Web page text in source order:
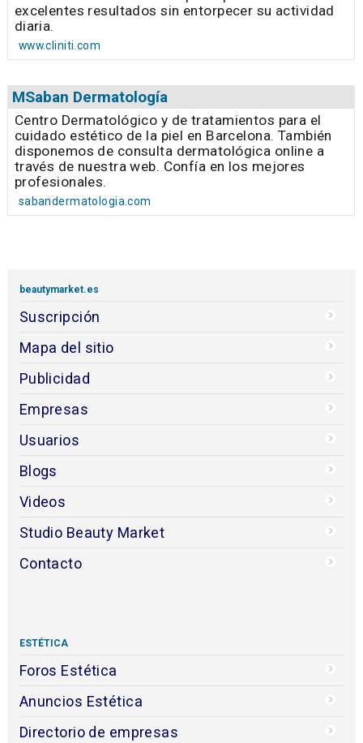
excelentes resultados sin entorpecer su actividad
diaria.
www.cliniti.com
MSaban Dermatología
Centro Dermatológico y de tratamientos para el
cuidado estético de la piel en Barcelona. También
disponemos de consulta dermatológica online a
través de nuestra web. Confía en los mejores
profesionales.
sabandermatologia.com
beautymarket.es
Suscripción
Mapa del sitio
Publicidad
Empresas
Usuarios
Blogs
Videos
Studio Beauty Market
Contacto
ESTÉTICA
Foros Estética
Anuncios Estética
Directorio de empresas